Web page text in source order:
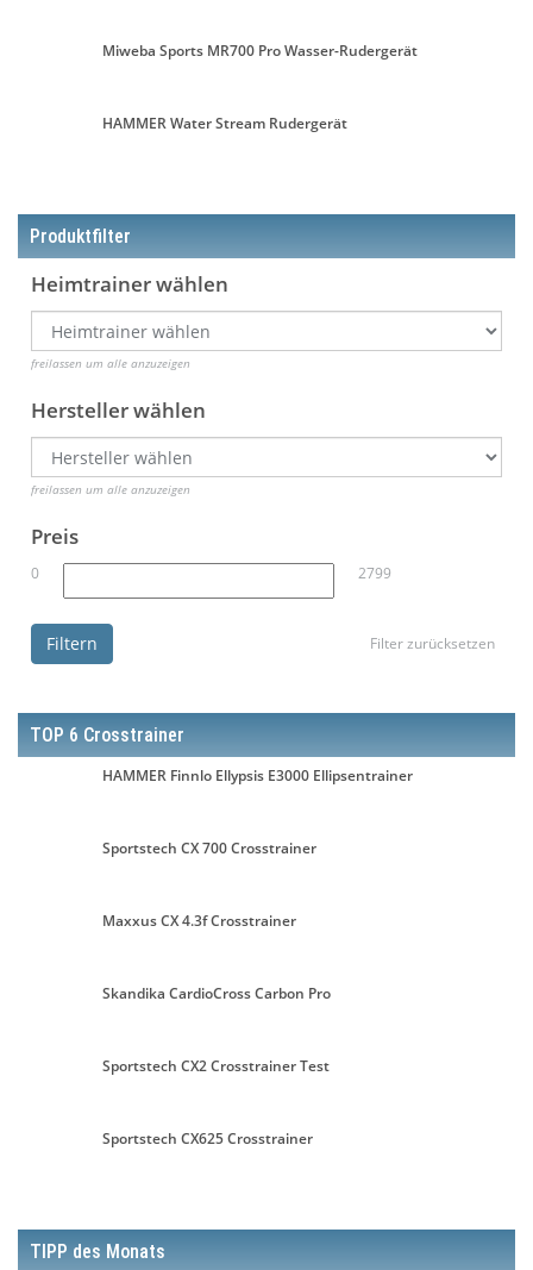
Miweba Sports MR700 Pro Wasser-Rudergerät
HAMMER Water Stream Rudergerät
Produktfilter
Heimtrainer wählen
freilassen um alle anzuzeigen
Hersteller wählen
freilassen um alle anzuzeigen
Preis
0 2799
Filter zurücksetzen
Filtern
TOP 6 Crosstrainer
HAMMER Finnlo Ellypsis E3000 Ellipsentrainer
Sportstech CX 700 Crosstrainer
Maxxus CX 4.3f Crosstrainer
Skandika CardioCross Carbon Pro
Sportstech CX2 Crosstrainer Test
Sportstech CX625 Crosstrainer
TIPP des Monats